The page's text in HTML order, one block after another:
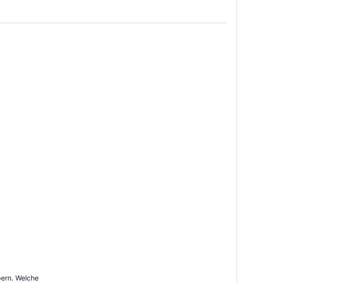
Welche